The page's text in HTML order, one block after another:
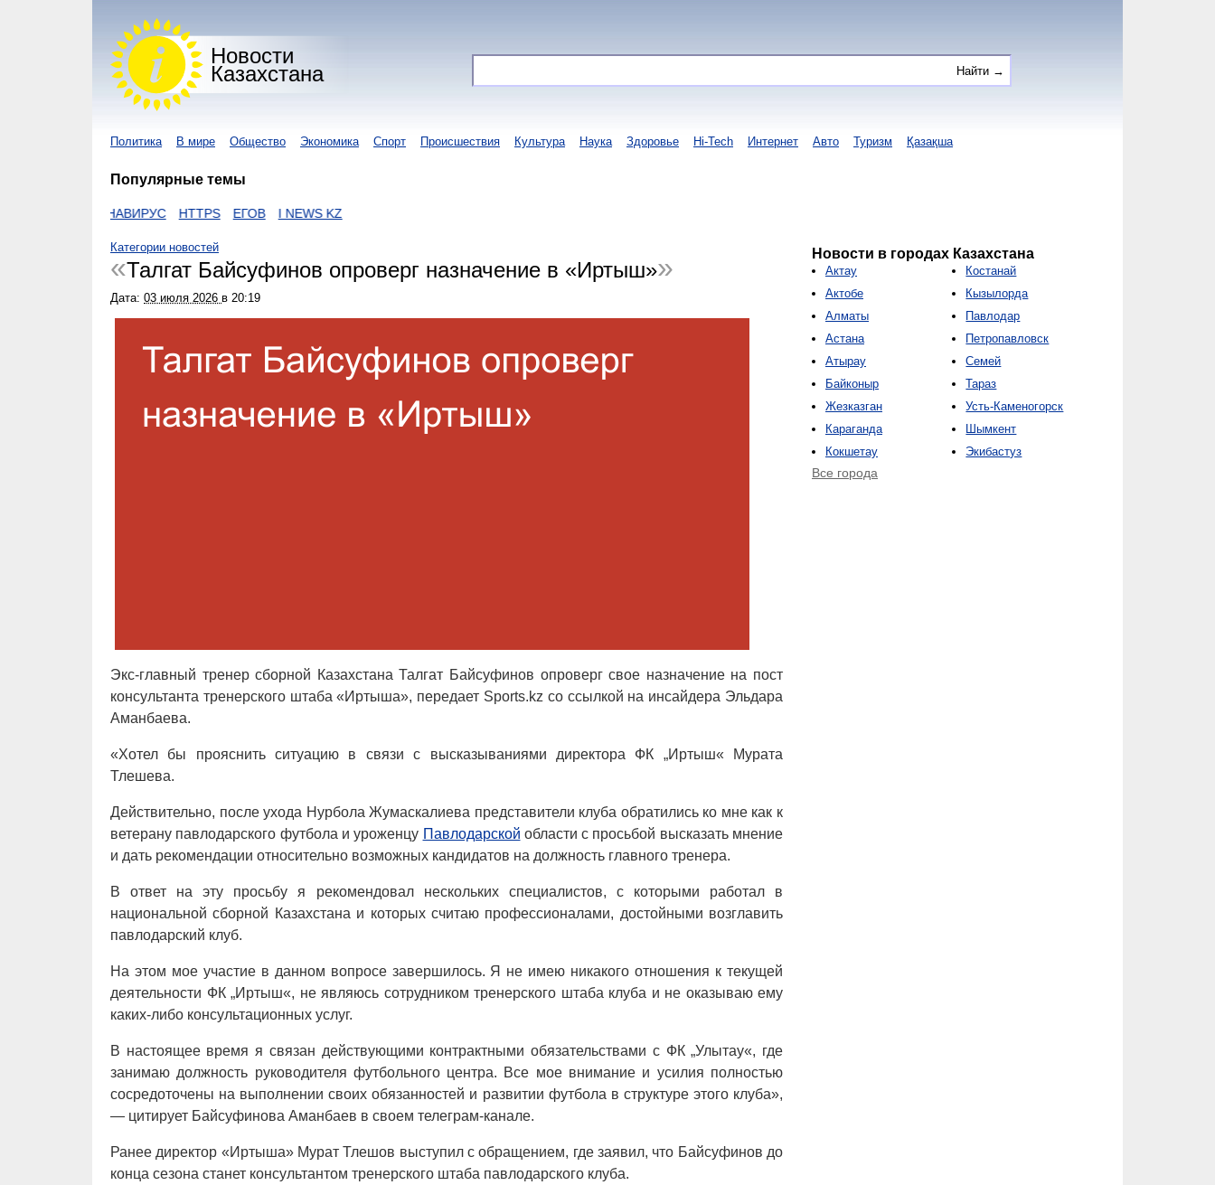
Новости
Казахстана
Политика В мире Общество Экономика Спорт Происшествия Культура Наука Здоровье Hi-Tech Интернет Авто Туризм Қазақша
Популярные темы
КОРОНАВИРУС HTTPS ЕГОВ I NEWS KZ
Категории новостей
Талгат Байсуфинов опроверг назначение в «Иртыш»
Дата: 03 июля 2026 в 20:19
Экс-главный тренер сборной Казахстана Талгат Байсуфинов опроверг свое назначение на пост
консультанта тренерского штаба «Иртыша», передает Sports.kz со ссылкой на инсайдера Эльдара
Аманбаева.
«Хотел бы прояснить ситуацию в связи с высказываниями директора ФК „Иртыш« Мурата
Тлешева.
Действительно, после ухода Нурбола Жумаскалиева представители клуба обратились ко мне как к
ветерану павлодарского футбола и уроженцу Павлодарской области с просьбой высказать мнение
и дать рекомендации относительно возможных кандидатов на должность главного тренера.
В ответ на эту просьбу я рекомендовал нескольких специалистов, с которыми работал в
национальной сборной Казахстана и которых считаю профессионалами, достойными возглавить
павлодарский клуб.
На этом мое участие в данном вопросе завершилось. Я не имею никакого отношения к текущей
деятельности ФК „Иртыш«, не являюсь сотрудником тренерского штаба клуба и не оказываю ему
каких-либо консультационных услуг.
В настоящее время я связан действующими контрактными обязательствами с ФК „Улытау«, где
занимаю должность руководителя футбольного центра. Все мое внимание и усилия полностью
сосредоточены на выполнении своих обязанностей и развитии футбола в структуре этого клуба»,
— цитирует Байсуфинова Аманбаев в своем телеграм-канале.
Ранее директор «Иртыша» Мурат Тлешов выступил с обращением, где заявил, что Байсуфинов до
конца сезона станет консультантом тренерского штаба павлодарского клуба.
Новости в городах Казахстана
Актау
Актобе
Алматы
Астана
Атырау
Байконыр
Жезказган
Караганда
Кокшетау
Костанай
Кызылорда
Павлодар
Петропавловск
Семей
Тараз
Усть-Каменогорск
Шымкент
Экибастуз
Все города